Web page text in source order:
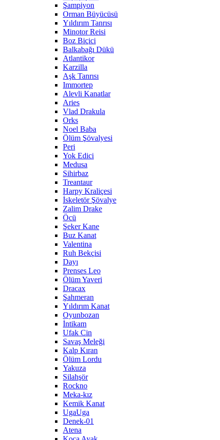
Şampiyon
Orman Büyücüsü
Yıldırım Tanrısı
Minotor Reisi
Boz Biçici
Balkabağı Dükü
Atlantikor
Karzilla
Aşk Tanrısı
Immortep
Alevli Kanatlar
Aries
Vlad Drakula
Orks
Noel Baba
Ölüm Şövalyesi
Peri
Yok Edici
Medusa
Sihirbaz
Treantaur
Harpy Kraliçesi
İskeletör Şövalye
Zalim Drake
Öcü
Şeker Kane
Buz Kanat
Valentina
Ruh Bekçisi
Dayı
Prenses Leo
Ölüm Yaveri
Dracax
Şahmeran
Yıldırım Kanat
Oyunbozan
İntikam
Ufak Cin
Savaş Meleği
Kalp Kıran
Ölüm Lordu
Yakuza
Silahşör
Rockno
Meka-kız
Kemik Kanat
UgaUga
Denek-01
Atena